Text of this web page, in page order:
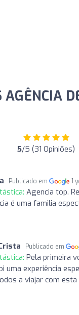
AGÊNCIA
5/5 (31 Opiniões)
Publicado em 1
Agencia top.
é uma familia
Publicado em
Pela primeira
uma experiência
a viajar com